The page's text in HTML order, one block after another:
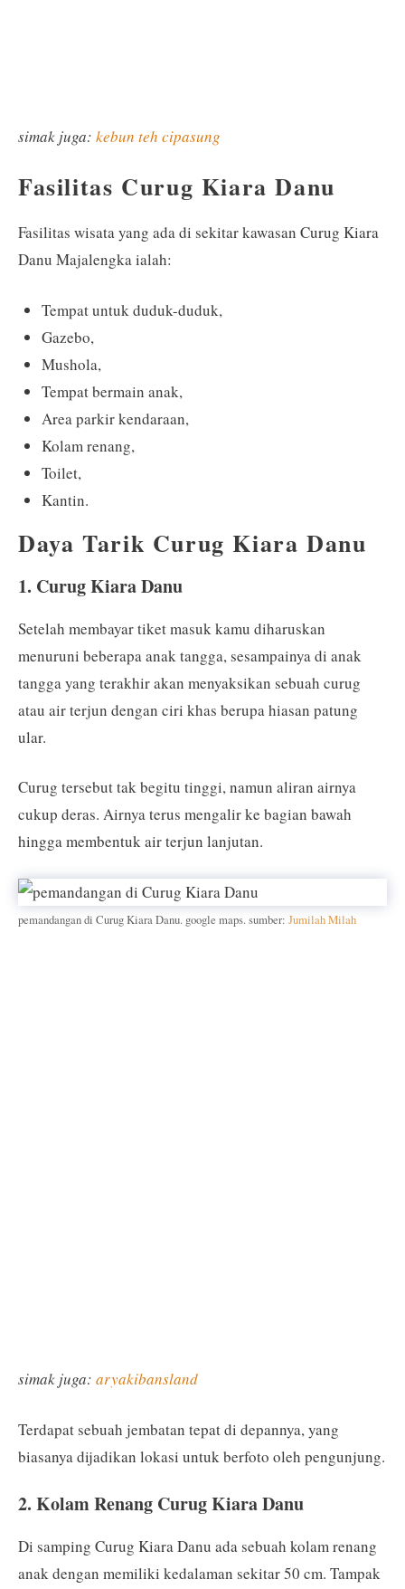
simak juga: kebun teh cipasung
Fasilitas Curug Kiara Danu
Fasilitas wisata yang ada di sekitar kawasan Curug Kiara
Danu Majalengka ialah:
Tempat untuk duduk-duduk,
Gazebo,
Mushola,
Tempat bermain anak,
Area parkir kendaraan,
Kolam renang,
Toilet,
Kantin.
Daya Tarik Curug Kiara Danu
1. Curug Kiara Danu
Setelah membayar tiket masuk kamu diharuskan
menuruni beberapa anak tangga, sesampainya di anak
tangga yang terakhir akan menyaksikan sebuah curug
atau air terjun dengan ciri khas berupa hiasan patung
ular.
Curug tersebut tak begitu tinggi, namun aliran airnya
cukup deras. Airnya terus mengalir ke bagian bawah
hingga membentuk air terjun lanjutan.
pemandangan di Curug Kiara Danu. google maps. sumber: Jumilah Milah
simak juga: aryakibansland
Terdapat sebuah jembatan tepat di depannya, yang
biasanya dijadikan lokasi untuk berfoto oleh pengunjung.
2. Kolam Renang Curug Kiara Danu
Di samping Curug Kiara Danu ada sebuah kolam renang
anak dengan memiliki kedalaman sekitar 50 cm. Tampak